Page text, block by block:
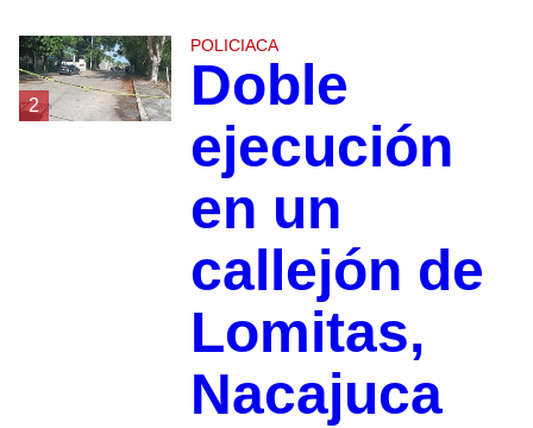
2
POLICIACA
Doble
ejecución
en un
callejón de
Lomitas,
Nacajuca